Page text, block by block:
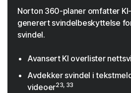
Norton 360-planer omfatter KI-
generert svindelbeskyttelse
svindel.
Avansert KI overlister
Avdekker svindel i
videoer23, 33